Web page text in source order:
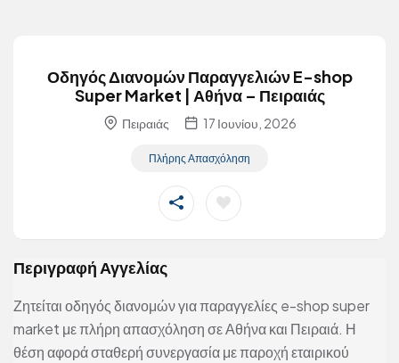
Οδηγός Διανομών Παραγγελιών E-shop
Super Market | Αθήνα – Πειραιάς
Πειραιάς 17 Ιουνίου, 2026
Πλήρης Απασχόληση
Περιγραφή Αγγελίας
Ζητείται οδηγός διανομών για παραγγελίες e-shop super
market με πλήρη απασχόληση σε Αθήνα και Πειραιά. Η
θέση αφορά σταθερή συνεργασία με παροχή εταιρικού